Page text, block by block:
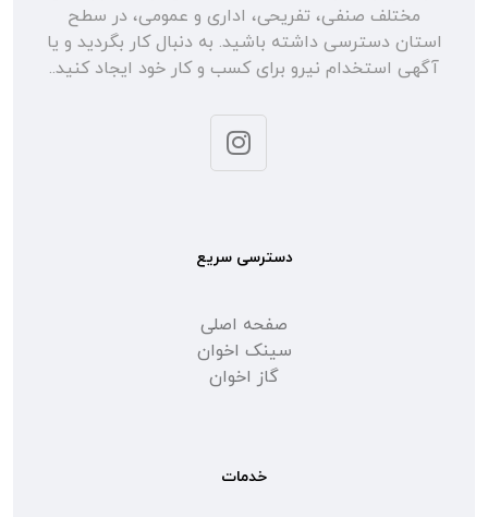
مختلف صنفی، تفریحی، اداری و عمومی، در سطح
استان دسترسی داشته باشید. به دنبال کار بگردید و یا
آگهی استخدام نیرو برای کسب و کار خود ایجاد کنید..
دسترسی سریع
صفحه اصلی
سینک اخوان
گاز اخوان
خدمات